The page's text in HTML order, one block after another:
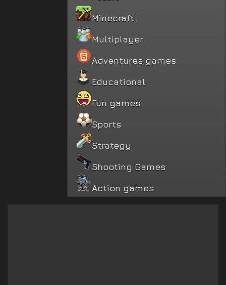
Minecraft
Multiplayer
Adventures games
Educational
Fun games
Sports
Strategy
Shooting Games
Action games